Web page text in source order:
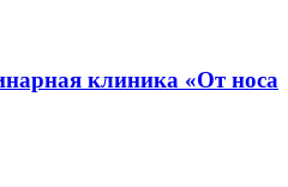
клиника «От носа